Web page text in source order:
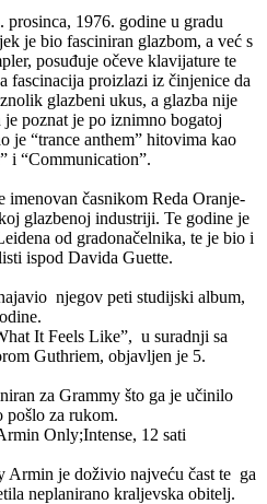
1976. godine u gradu
je bio fasciniran glazbom, a već s
posuđuje očeve klavijature te
fascinacija proizlazi iz činjenice da
glazbeni ukus, a glazba nije
poznat je po iznimno bogatoj
je “trance anthem” hitovima kao
i “Communication”.
imenovan časnikom Reda Oranje-
glazbenoj industriji. Te godine je
od gradonačelnika, te je bio i
ispod Davida Guette.
njegov peti studijski album,
It Feels Like”, u suradnji sa
Guthriem, objavljen je 5.
za Grammy što ga je učinilo
pošlo za rukom.
Only;Intense, 12 sati
Armin je doživio najveću čast te ga
neplanirano kraljevska obitelj.